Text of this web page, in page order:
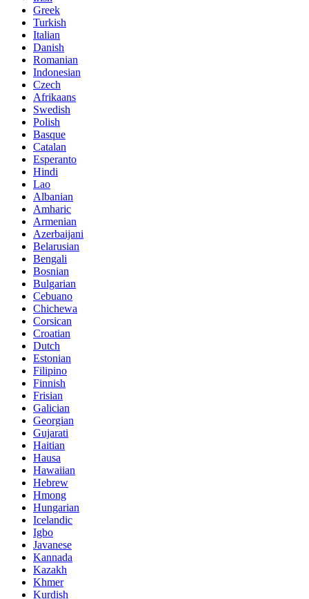
Greek
Turkish
Italian
Danish
Romanian
Indonesian
Czech
Afrikaans
Swedish
Polish
Basque
Catalan
Esperanto
Hindi
Lao
Albanian
Amharic
Armenian
Azerbaijani
Belarusian
Bengali
Bosnian
Bulgarian
Cebuano
Chichewa
Corsican
Croatian
Dutch
Estonian
Filipino
Finnish
Frisian
Galician
Georgian
Gujarati
Haitian
Hausa
Hawaiian
Hebrew
Hmong
Hungarian
Icelandic
Igbo
Javanese
Kannada
Kazakh
Khmer
Kurdish